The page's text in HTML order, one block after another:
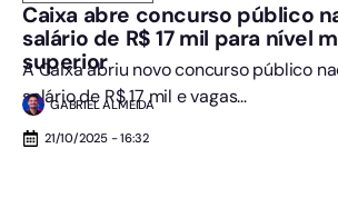
Caixa abre concurso público
salário de R$ 17 mil para nível
superior
A Caixa abriu novo concurso público
salário de R$ 17 mil e vagas...
GABRIEL ALMEIDA
21/10/2025 - 16:32